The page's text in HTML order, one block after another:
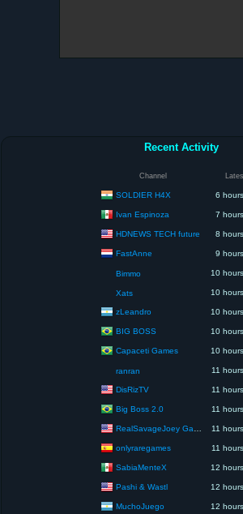
Recent Activity
Channel
SOLDIER H4X 6
Ivan Espinoza 7
HDNEWS TECH future 8
FastAnne 9
Bimmo 10
Xats 10
zLeandro 10
BIG BOSS 10
Capaceti Games 10
ranran 11
DisRizTV 11
Big Boss 2.0 11
RealSavageJoey Gaming 11
onlyraregames 11
SabiaMenteX 12
Pashi & Wastl 12
MuchoJuego 12